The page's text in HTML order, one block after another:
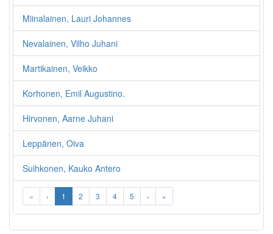
Miinalainen, Lauri Johannes
Nevalainen, Vilho Juhani
Martikainen, Veikko
Korhonen, Emil Augustino.
Hirvonen, Aarne Juhani
Leppänen, Oiva
Suihkonen, Kauko Antero
« ‹ 1 2 3 4 5 › »